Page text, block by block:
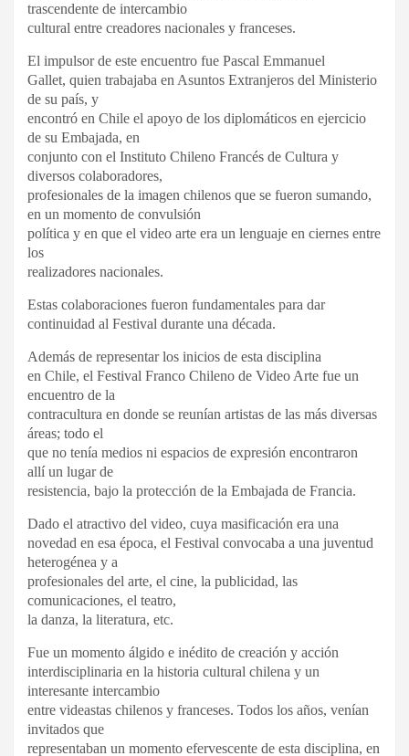
trascendente de intercambio
cultural entre creadores nacionales y franceses.
El impulsor de este encuentro fue Pascal Emmanuel
Gallet, quien trabajaba en Asuntos Extranjeros del Ministerio
de su país, y
encontró en Chile el apoyo de los diplomáticos en ejercicio
de su Embajada, en
conjunto con el Instituto Chileno Francés de Cultura y
diversos colaboradores,
profesionales de la imagen chilenos que se fueron sumando,
en un momento de convulsión
política y en que el video arte era un lenguaje en ciernes entre
los
realizadores nacionales.
Estas colaboraciones fueron fundamentales para dar
continuidad al Festival durante una década.
Además de representar los inicios de esta disciplina
en Chile, el Festival Franco Chileno de Video Arte fue un
encuentro de la
contracultura en donde se reunían artistas de las más diversas
áreas; todo el
que no tenía medios ni espacios de expresión encontraron
allí un lugar de
resistencia, bajo la protección de la Embajada de Francia.
Dado el atractivo del video, cuya masificación era una
novedad en esa época, el Festival convocaba a una juventud
heterogénea y a
profesionales del arte, el cine, la publicidad, las
comunicaciones, el teatro,
la danza, la literatura, etc.
Fue un momento álgido e inédito de creación y acción
interdisciplinaria en la historia cultural chilena y un
interesante intercambio
entre videastas chilenos y franceses. Todos los años, venían
invitados que
representaban un momento efervescente de esta disciplina, en